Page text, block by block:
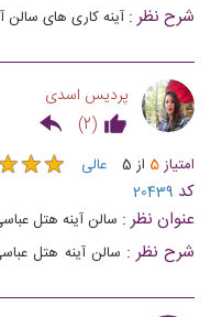
شرح نظر : آینه کاری های سالن
پردیس اسدی
(
2
)
امتیاز5 از 5 عالی ★★
★★
کد 20439
عنوان نظر : سالن آینه هتل
شرح نظر : سالن آینه هتل